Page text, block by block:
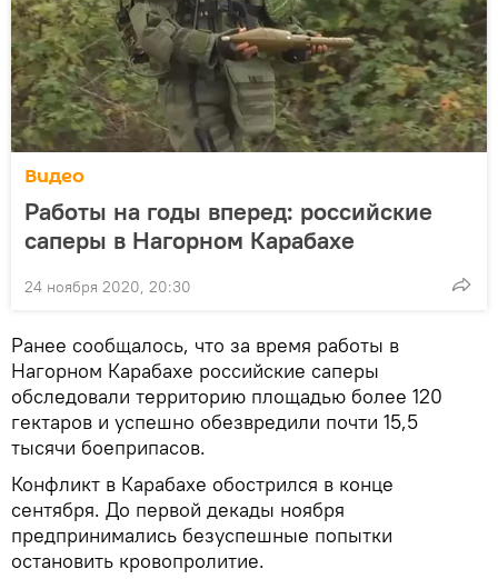
Видео
Работы на годы вперед: российские
саперы в Нагорном Карабахе
24 ноября 2020, 20:30
Ранее сообщалось, что за время работы в
Нагорном Карабахе российские саперы
обследовали территорию площадью более 120
гектаров и успешно обезвредили почти 15,5
тысячи боеприпасов.
Конфликт в Карабахе обострился в конце
сентября. До первой декады ноября
предпринимались безуспешные попытки
остановить кровопролитие.